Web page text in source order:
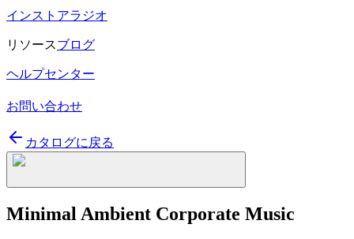
インストアラジオ
リソースブログ
ヘルプセンター
お問い合わせ
カタログに戻る
Minimal Ambient Corporate Music